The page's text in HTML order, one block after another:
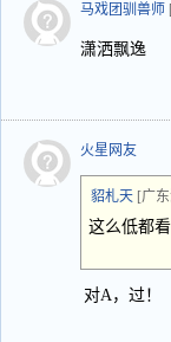
马戏团驯兽师
潇洒飘逸
火星网友
貂札天 [广
这么低都
对A，过！